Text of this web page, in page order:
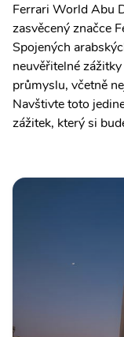
Ferrari World Abu
zasvěcený značce
Spojených
neuvěřitelné
průmyslu, včetně
Navštivte toto
zážitek, který si